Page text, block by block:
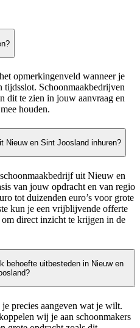
opmerkingenveld wanneer je
tijdsslot. Schoonmaakbedrijven
dit te zien in jouw aanvraag en
houden.
Nieuw en Sint Joosland inhuren?
uit Nieuw en
van jouw opdracht en van regio
tot duizenden euro’s voor grote
kun je een vrijblijvende offerte
direct inzicht te krijgen in de
behoefte uitbesteden in Nieuw en
precies aangeven wat je wilt.
wij je aan schoonmakers